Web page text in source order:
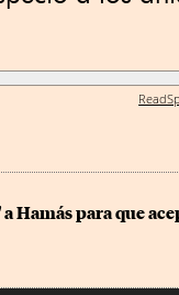
Hamás para que